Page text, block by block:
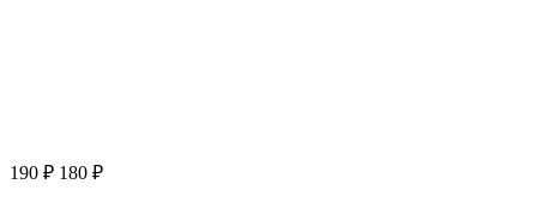
190 ₽ 180 ₽